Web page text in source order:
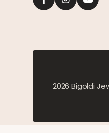
2026 Bigoldi